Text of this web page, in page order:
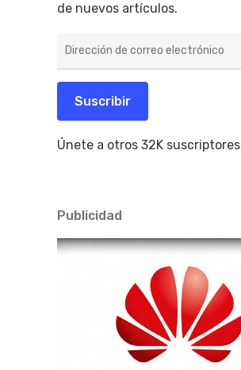
de nuevos artículos.
de
electrónico
Suscribir
Únete a otros 32K suscriptores
Publicidad